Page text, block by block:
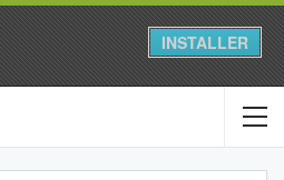
INSTALLER